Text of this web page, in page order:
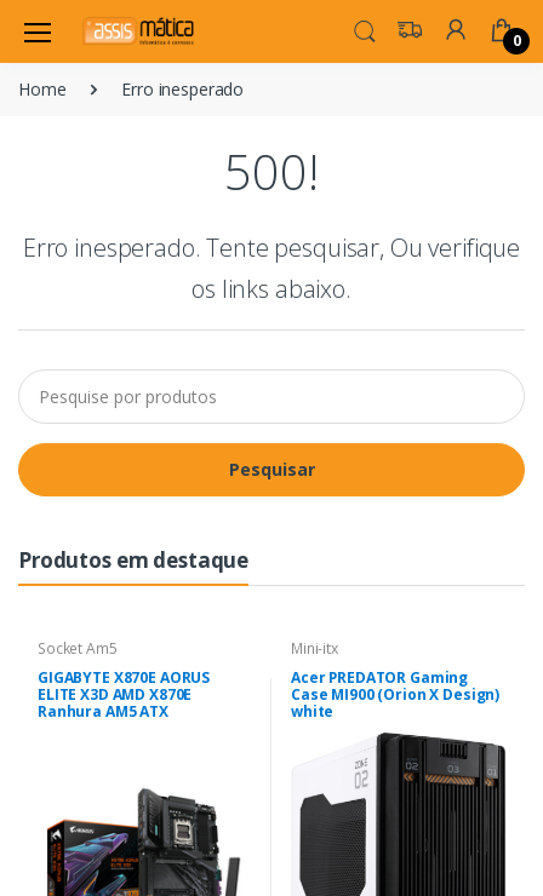
0
Home Erro inesperado
500!
Erro inesperado. Tente pesquisar, Ou verifique
os links abaixo.
Produtos em destaque
Socket Am5
GIGABYTE X870E AORUS
ELITE X3D AMD X870E
Ranhura AM5 ATX
Mini-itx
Acer PREDATOR Gaming
Case MI900 (Orion X Design)
white